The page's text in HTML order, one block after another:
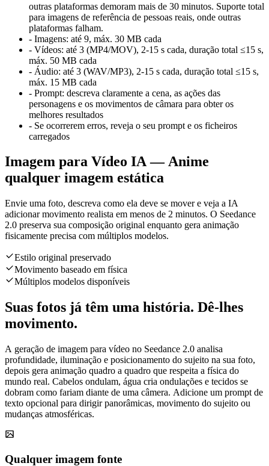
outras plataformas demoram mais de 30 minutos. Suporte total
para imagens de referência de pessoas reais, onde outras
plataformas falham.
- Imagens: até 9, máx. 30 MB cada
- Vídeos: até 3 (MP4/MOV), 2-15 s cada, duração total ≤15 s,
máx. 50 MB cada
- Áudio: até 3 (WAV/MP3), 2-15 s cada, duração total ≤15 s,
máx. 15 MB cada
- Prompt: descreva claramente a cena, as ações das
personagens e os movimentos de câmara para obter os
melhores resultados
- Se ocorrerem erros, reveja o seu prompt e os ficheiros
carregados
Imagem para Vídeo IA — Anime
qualquer imagem estática
Envie uma foto, descreva como ela deve se mover e veja a IA
adicionar movimento realista em menos de 2 minutos. O Seedance
2.0 preserva sua composição original enquanto gera animação
fisicamente precisa com múltiplos modelos.
Estilo original preservado
Movimento baseado em física
Múltiplos modelos disponíveis
Suas fotos já têm uma história. Dê-lhes
movimento.
A geração de imagem para vídeo no Seedance 2.0 analisa
profundidade, iluminação e posicionamento do sujeito na sua foto,
depois gera animação quadro a quadro que respeita a física do
mundo real. Cabelos ondulam, água cria ondulações e tecidos se
dobram como fariam diante de uma câmera. Adicione um prompt de
texto opcional para dirigir panorâmicas, movimento do sujeito ou
mudanças atmosféricas.
Qualquer imagem fonte